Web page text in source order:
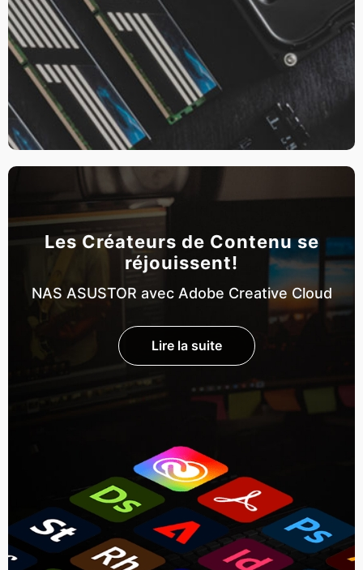
Les Créateurs de Contenu se
réjouissent!
NAS ASUSTOR avec Adobe Creative Cloud
Lire la suite